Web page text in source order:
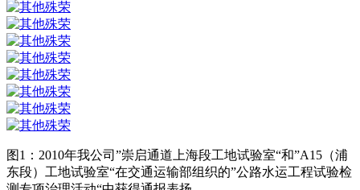
图1：2010年我公司”崇启通道上海段工地试验室“和”A15（浦
东段）工地试验室“在交通运输部组织的”公路水运工程试验检